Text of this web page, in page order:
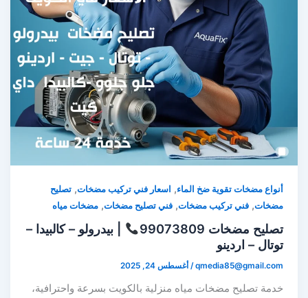
أنواع مضخات تقوية ضخ الماء, اسعار فني تركيب مضخات,تصليح
مضخات,فني تركيب مضخات,فني تصليح مضخات,مضخات مياه
تصليح مضخات 99073809
| بيدرولو – كالبيدا –
توتال – اردينو
qmedia85@gmail.com
/ أغسطس 24, 2025
خدمة تصليح مضخات مياه منزلية بالكويت بسرعة واحترافية،